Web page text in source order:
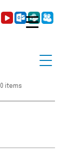
0 items